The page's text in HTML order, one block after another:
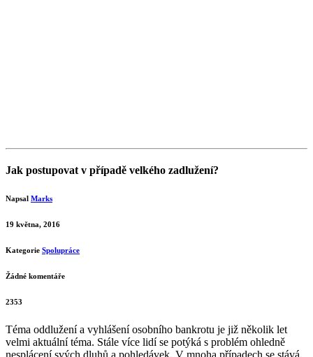
Jak postupovat v případě velkého zadlužení?
Napsal Marks
19 května, 2016
Kategorie Spolupráce
Žádné komentáře
2353
Téma oddlužení a vyhlášení osobního bankrotu je již několik let
velmi aktuální téma. Stále více lidí se potýká s problém ohledně
nesplácení svých dluhů a pohledávek. V mnoha případech se stává,